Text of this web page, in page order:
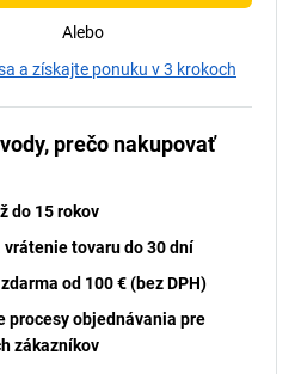
Alebo
a získajte ponuku v 3 krokoch
prečo nakupovať
do 15 rokov
vrátenie tovaru do 30 dní
od 100 € (bez DPH)
procesy objednávania pre
zákazníkov